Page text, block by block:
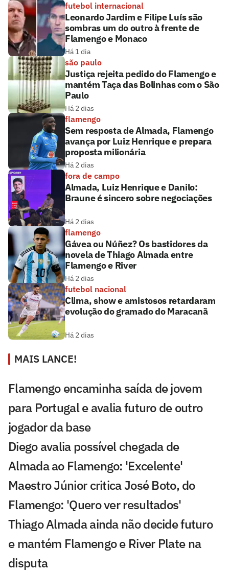
futebol internacional
Leonardo Jardim e Filipe Luís são
sombras um do outro à frente de
Flamengo e Monaco
Há 1 dia
são paulo
Justiça rejeita pedido do Flamengo e
mantém Taça das Bolinhas com o São
Paulo
Há 2 dias
flamengo
Sem resposta de Almada, Flamengo
avança por Luiz Henrique e prepara
proposta milionária
Há 2 dias
fora de campo
Almada, Luiz Henrique e Danilo:
Braune é sincero sobre negociações
Há 2 dias
flamengo
Gávea ou Núñez? Os bastidores da
novela de Thiago Almada entre
Flamengo e River
Há 2 dias
futebol nacional
Clima, show e amistosos retardaram
evolução do gramado do Maracanã
Há 2 dias
MAIS LANCE!
Flamengo encaminha saída de jovem
para Portugal e avalia futuro de outro
jogador da base
Diego avalia possível chegada de
Almada ao Flamengo: 'Excelente'
Maestro Júnior critica José Boto, do
Flamengo: 'Quero ver resultados'
Thiago Almada ainda não decide futuro
e mantém Flamengo e River Plate na
disputa